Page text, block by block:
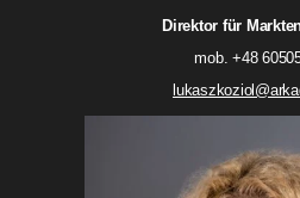
Direktor für
mob. +48